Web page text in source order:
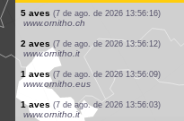
4 aves (7 de ago. de 2026 13:56:30)
www.faune-france.org
1 aves (7 de ago. de 2026 13:56:30)
www.faune-france.org
3 aves (7 de ago. de 2026 13:56:30)
www.faune-france.org
3 aves (7 de ago. de 2026 13:56:30)
www.faune-france.org